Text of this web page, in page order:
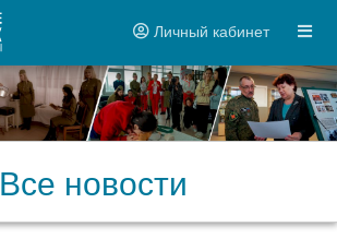
Личный кабинет
Все новости